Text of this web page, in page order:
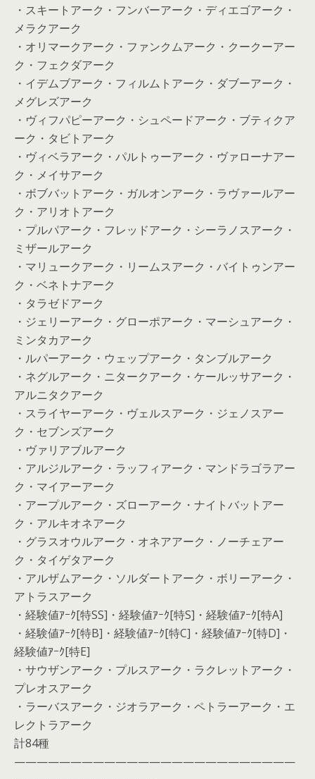
・スキートアーク・フンバーアーク・ディエゴアーク・
メラクアーク
・オリマークアーク・ファンクムアーク・クークーアー
ク・フェクダアーク
・イデムブアーク・フィルムトアーク・ダブーアーク・
メグレズアーク
・ヴィフパピーアーク・シュペードアーク・ブティクア
ーク・タビトアーク
・ヴィベラアーク・パルトゥーアーク・ヴァローナアー
ク・メイサアーク
・ボブバットアーク・ガルオンアーク・ラヴァールアー
ク・アリオトアーク
・プルパアーク・フレッドアーク・シーラノスアーク・
ミザールアーク
・マリュークアーク・リームスアーク・バイトゥンアー
ク・ベネトナアーク
・タラゼドアーク
・ジェリーアーク・グローポアーク・マーシュアーク・
ミンタカアーク
・ルパーアーク・ウェップアーク・タンブルアーク
・ネグルアーク・ニタークアーク・ケールッサアーク・
アルニタクアーク
・スライヤーアーク・ヴェルスアーク・ジェノスアー
ク・セブンズアーク
・ヴァリアブルアーク
・アルジルアーク・ラッフィアーク・マンドラゴラアー
ク・マイアーアーク
・アープルアーク・ズローアーク・ナイトバットアー
ク・アルキオネアーク
・グラスオウルアーク・オネアアーク・ノーチェアー
ク・タイゲタアーク
・アルザムアーク・ソルダートアーク・ボリーアーク・
アトラスアーク
・経験値ｱｰｸ[特SS]・経験値ｱｰｸ[特S]・経験値ｱｰｸ[特A]
・経験値ｱｰｸ[特B]・経験値ｱｰｸ[特C]・経験値ｱｰｸ[特D]・
経験値ｱｰｸ[特E]
・サウザンアーク・プルスアーク・ラクレットアーク・
プレオスアーク
・ラーバスアーク・ジオラアーク・ペトラーアーク・エ
レクトラアーク
計84種
—————————————————————————